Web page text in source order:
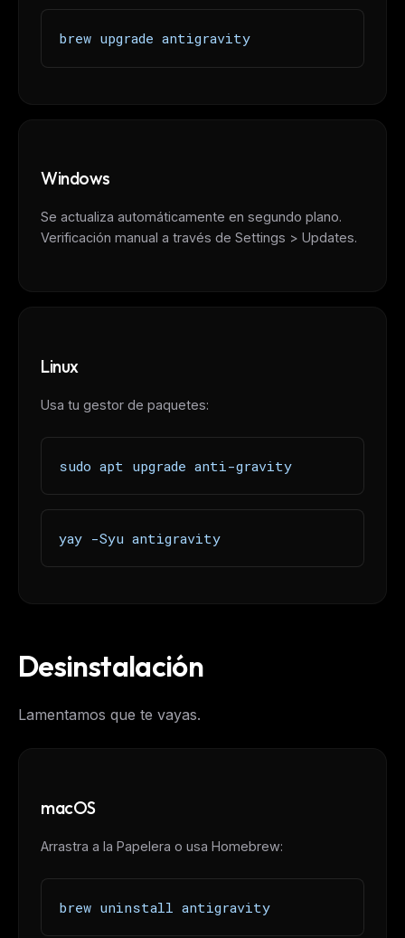
brew upgrade antigravity
Windows
Se actualiza automáticamente en segundo plano.
Verificación manual a través de Settings > Updates.
Linux
Usa tu gestor de paquetes:
sudo apt upgrade anti-gravity
yay -Syu antigravity
Desinstalación
Lamentamos que te vayas.
macOS
Arrastra a la Papelera o usa Homebrew:
brew uninstall antigravity
Email address
Get the weekly digest
No spam. Unsubscribe in one click.
Maybe later